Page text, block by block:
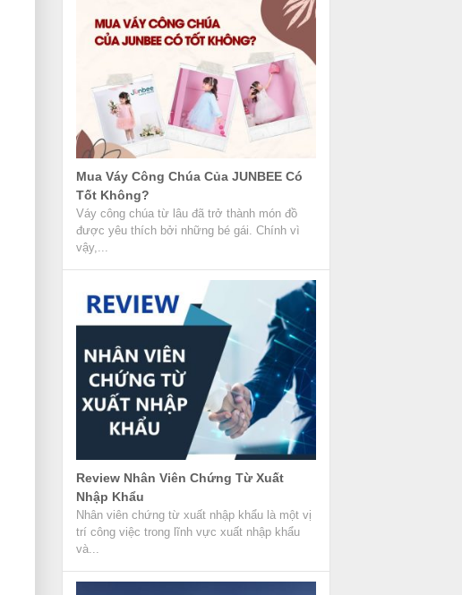
Mua Váy Công Chúa Của JUNBEE Có
Tốt Không?
Váy công chúa từ lâu đã trở thành món đồ
được yêu thích bởi những bé gái. Chính vì
vậy,...
Review Nhân Viên Chứng Từ Xuất
Nhập Khẩu
Nhân viên chứng từ xuất nhập khẩu là một vị
trí công việc trong lĩnh vực xuất nhập khẩu
và...